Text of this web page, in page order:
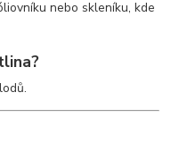
nebo skleníku, kde